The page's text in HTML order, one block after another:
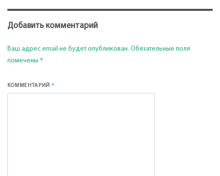
Добавить комментарий
Ваш адрес email не будет опубликован. Обязательные поля
помечены *
КОММЕНТАРИЙ*